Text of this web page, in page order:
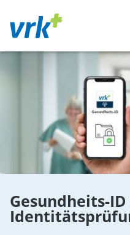
Gesundheits-